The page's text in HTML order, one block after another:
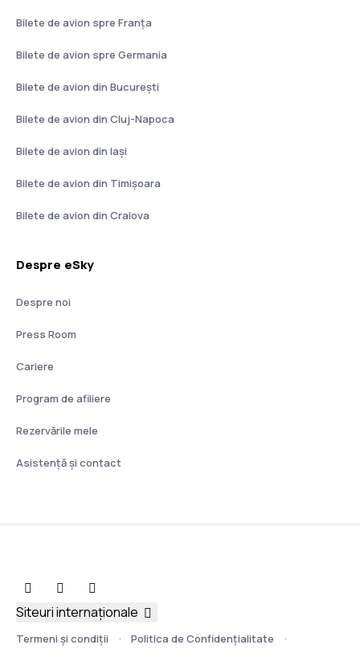
Bilete de avion spre Franţa
Bilete de avion spre Germania
Bilete de avion din București
Bilete de avion din Cluj-Napoca
Bilete de avion din Iași
Bilete de avion din Timișoara
Bilete de avion din Craiova
Despre eSky
Despre noi
Press Room
Cariere
Program de afiliere
Rezervările mele
Asistenţă şi contact
Termeni şi condiţii Politica de Confidențialitate
Siteuri internaționale